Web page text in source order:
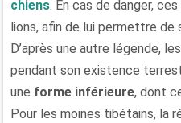
chiens. En cas de danger,
lions, afin de lui permettre de
D’après une autre légende,
pendant son existence
une forme inférieure, dont
Pour les moines tibétains, la